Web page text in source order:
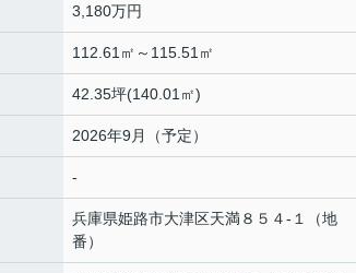
3,180万円
112.61㎡～115.51㎡
42.35坪(140.01㎡)
2026年9月（予定）
-
兵庫県姫路市大津区天満８５４-１（地
番）